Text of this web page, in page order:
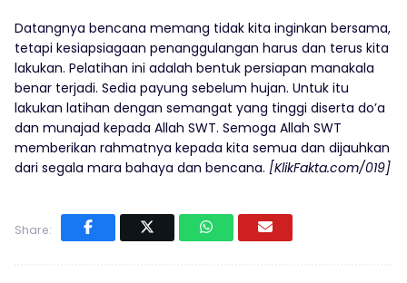
Datangnya bencana memang tidak kita inginkan bersama,
tetapi kesiapsiagaan penanggulangan harus dan terus kita
lakukan. Pelatihan ini adalah bentuk persiapan manakala
benar terjadi. Sedia payung sebelum hujan. Untuk itu
lakukan latihan dengan semangat yang tinggi diserta do’a
dan munajad kepada Allah SWT. Semoga Allah SWT
memberikan rahmatnya kepada kita semua dan dijauhkan
dari segala mara bahaya dan bencana. [KlikFakta.com/019]
Share: